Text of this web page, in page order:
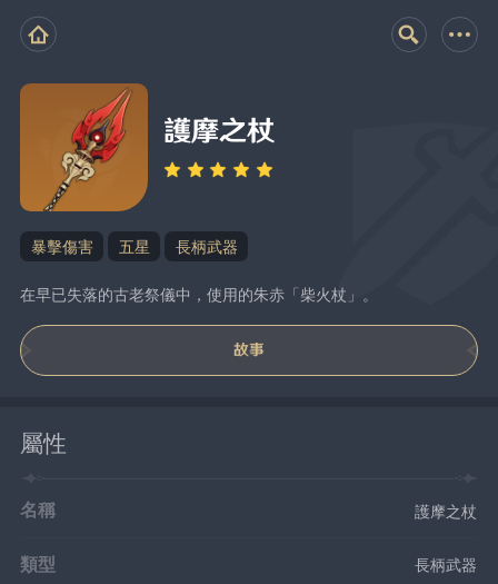
護摩之杖
暴擊傷害 五星 長柄武器
在早已失落的古老祭儀中，使用的朱赤「柴火杖」。
故事
屬性
名稱 護摩之杖
類型 長柄武器